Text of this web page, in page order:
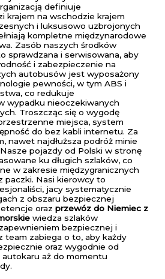
definiuje
krajem na wschodzie krajem
i luksusowo uzbrojonych
kompletne międzynarodowe
Zasób naszych środków
sprawdzana i serwisowana, aby
i zabezpieczenie na
autobusów jest wyposażony
pewności, w tym ABS i
co redukuje
wypadku nieoczekiwanych
Troszcząc się o wygodę
miejsca, system
do bez kabli internetu. Za
nawet najdłuższa podróż minie
pojazdy od Polski w stronę
ku długich szlaków, co
w zakresie międzygranicznych
paczki. Nasi kierowcy to
jacy systematycznie
z obszaru bezpiecznej
oraz przewóz do Niemiec z
wiedza szlaków
bezpiecznej i
team zabiega o to, aby każdy
oraz wygodnie od
aż do momentu